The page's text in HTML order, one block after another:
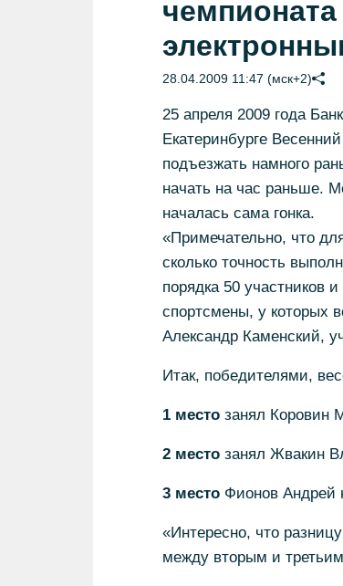
28.04.2009 11:47 (мск+2)
25 апреля 2009 года
Екатеринбурге
подъезжать намного
начать на час раньше.
началась сама гонка.
«Примечательно, что
сколько точность
порядка 50 участников
спортсмены, у которых
Александр Каменский,
Итак, победителями,
1 местозанял Коровин
2 местозанял Жвакин
3 местоФионов Андрей
«Интересно, что
между вторым и